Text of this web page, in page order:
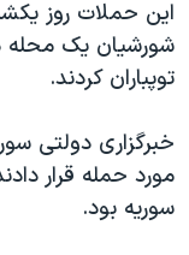
فرهنگ و زندگی
حقوق شهروندی
علم و فناوری
مستندها
انتخابات ریاست
رمز مهسا
دنبال کنید
زبانهای مختلف
این حملات روز
شورشیان یک محله
توپباران کردند.
خبرگزاری دولتی
مورد حمله قرار
سوریه بود.